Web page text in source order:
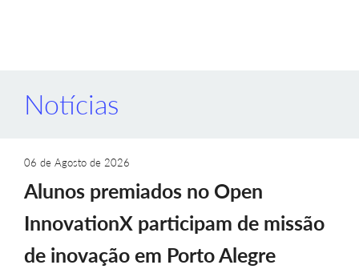
Notícias
06 de Agosto de 2026
Alunos premiados no Open
InnovationX participam de missão
de inovação em Porto Alegre